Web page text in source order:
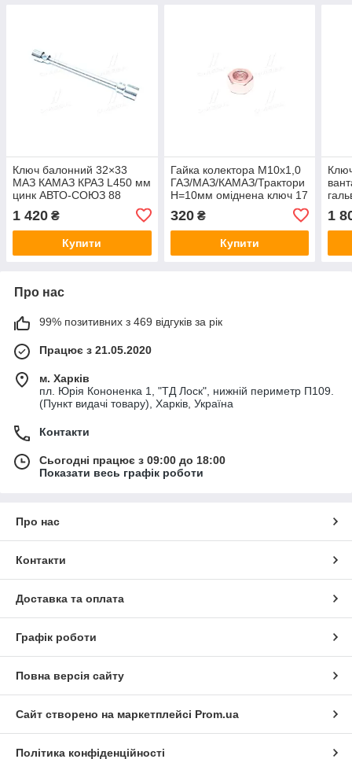
Ключ балонний 32×33
МАЗ КАМАЗ КРАЗ L450 мм
цинк АВТО-СОЮЗ 88
1 420 ₴
Купити
Гайка колектора М10х1,0
ГАЗ/МАЗ/КАМАЗ/Трактори
H=10мм оміднена ключ 17
ПРЕМІУМ (АВТО-СОЮЗ
88) 66-1008035
320₴
Купити
1
Про нас
99% позитивних з 469 відгуків за рік
Працює з 21.05.2020
м. Харків
пл. Юрія Кононенка 1, "ТД Лоск", нижній периметр П109.
(Пункт видачі товару), Харків, Україна
Контакти
Сьогодні працює з 09:00 до 18:00
Показати весь графік роботи
Про нас
Контакти
Доставка та оплата
Графік роботи
Повна версія сайту
Сайт створено на маркетплейсі Prom.ua
Політика конфіденційності